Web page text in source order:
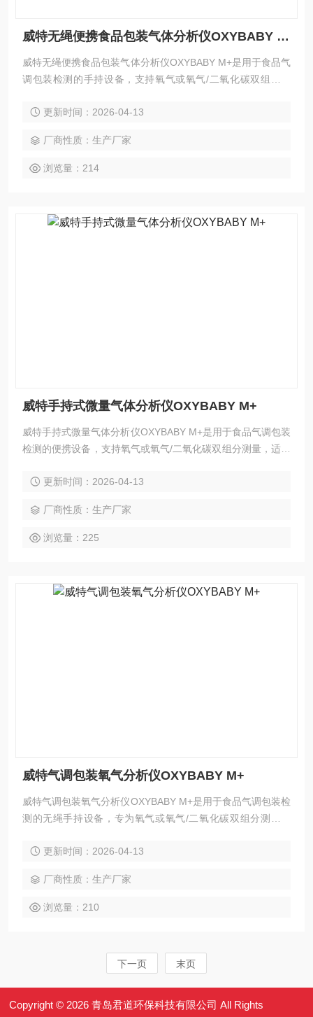
威特无绳便携食品包装气体分析仪OXYBABY M+
威特无绳便携食品包装气体分析仪OXYBABY M+是用于食品气
调包装检测的手持设备，支持氧气或氧气/二氧化碳双组分测
验室中快速获取采样数据。
更新时间：2026-04-13
厂商性质：生产厂家
浏览量：214
威特手持式微量气体分析仪OXYBABY M+
威特手持式微量气体分析仪OXYBABY M+是用于食品气调包装
检测的便携设备，支持氧气或氧气/二氧化碳双组分测量，适用
速获取采样数据。
更新时间：2026-04-13
厂商性质：生产厂家
浏览量：225
威特气调包装氧气分析仪OXYBABY M+
威特气调包装氧气分析仪OXYBABY M+是用于食品气调包装检
测的无绳手持设备，专为氧气或氧气/二氧化碳双组分测量设
验室中快速获取精准采样数据。
更新时间：2026-04-13
厂商性质：生产厂家
浏览量：210
下一页 末页
Copyright © 2026 青岛君道环保科技有限公司 All Rights